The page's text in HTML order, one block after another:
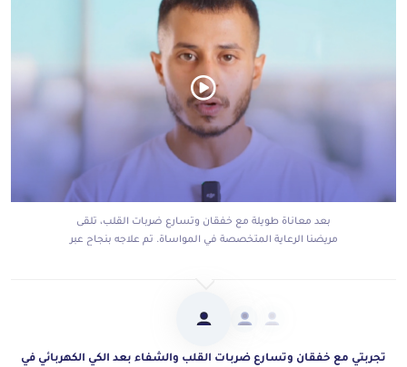
بعد معاناة طويلة مع خفقان وتسارع ضربات القلب، تلقى
مريضنا الرعاية المتخصصة في المواساة. تم علاجه بنجاح عبر
تجربتي مع خفقان وتسارع ضربات القلب والشفاء بعد الكي الكهربائي في